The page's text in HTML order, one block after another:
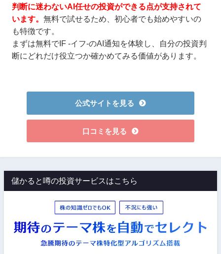
判断に迷わないAI任せの投資ができる点が支持されて
います。無料で試せるため、初心者でも始めやすいの
も特徴です。
まずは無料でIF -イフ-のAI通知を体験し、自分の投資判
断にどれだけ役立つか確かめてみる価値があります。
公式サイトを見る
口コミを見る
儲かると噂の投資サービスはこちら